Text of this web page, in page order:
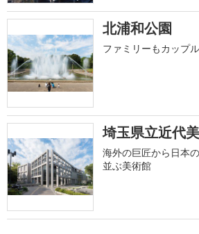
北浦和公園
ファミリーもカップ
埼玉県立近代
海外の巨匠から日本
並ぶ美術館